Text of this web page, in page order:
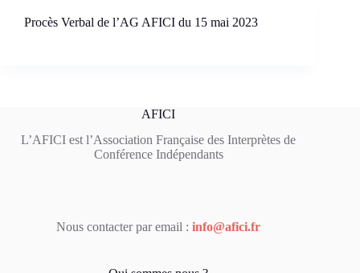
Procès Verbal de l’AG AFICI du 15 mai 2023
AFICI
L’AFICI est l’Association Française des Interprètes de
Conférence Indépendants
Nous contacter par email :info@afici.fr